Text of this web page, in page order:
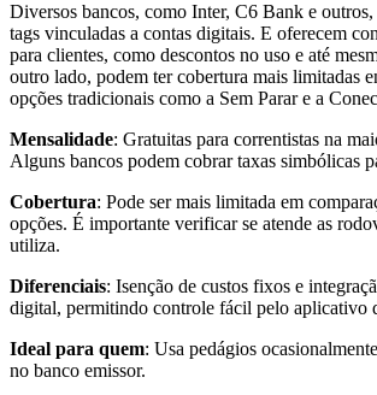
Diversos bancos, como Inter, C6 Bank e outros,
tags vinculadas a contas digitais. E oferecem
para clientes, como descontos no uso e até
outro lado, podem ter cobertura mais limitadas
opções tradicionais como a Sem Parar e a
Mensalidade: Gratuitas para correntistas na
Alguns bancos podem cobrar taxas simbólicas
Cobertura: Pode ser mais limitada em
opções. É importante verificar se atende as
utiliza.
Diferenciais: Isenção de custos fixos e
digital, permitindo controle fácil pelo aplicativo
Ideal para quem: Usa pedágios
no banco emissor.